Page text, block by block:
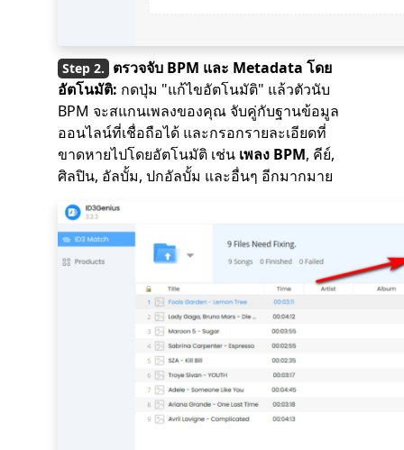
ตรวจจับ BPM และ Metadata โดย
อัตโนมัติ: กดปุ่ม "แก้ไขอัตโนมัติ" แล้วตัวนับ
BPM จะสแกนเพลงของคุณ จับคู่กับฐานข้อมูล
ออนไลน์ที่เชื่อถือได้ และกรอกรายละเอียดที่
ขาดหายไปโดยอัตโนมัติ เช่น เพลง BPM, คีย์,
ศิลปิน, อัลบั้ม, ปกอัลบั้ม และอื่นๆ อีกมากมาย